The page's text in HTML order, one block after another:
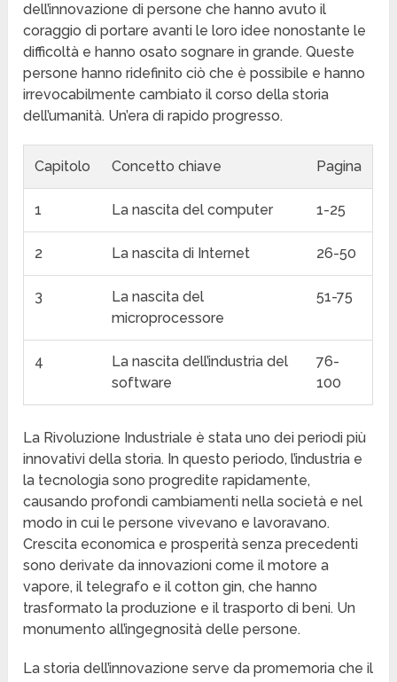
dell’innovazione di persone che hanno avuto il
coraggio di portare avanti le loro idee nonostante le
difficoltà e hanno osato sognare in grande. Queste
persone hanno ridefinito ciò che è possibile e hanno
irrevocabilmente cambiato il corso della storia
dell’umanità. Un’era di rapido progresso.
Capitolo Concetto chiave Pagina
1 La nascita del computer 1-25
2 La nascita di Internet 26-50
3
La nascita del
microprocessore
51-75
4
La nascita dell’industria del
software
76-
100
La Rivoluzione Industriale è stata uno dei periodi più
innovativi della storia. In questo periodo, l’industria e
la tecnologia sono progredite rapidamente,
causando profondi cambiamenti nella società e nel
modo in cui le persone vivevano e lavoravano.
Crescita economica e prosperità senza precedenti
sono derivate da innovazioni come il motore a
vapore, il telegrafo e il cotton gin, che hanno
trasformato la produzione e il trasporto di beni. Un
monumento all’ingegnosità delle persone.
La storia dell’innovazione serve da promemoria che il